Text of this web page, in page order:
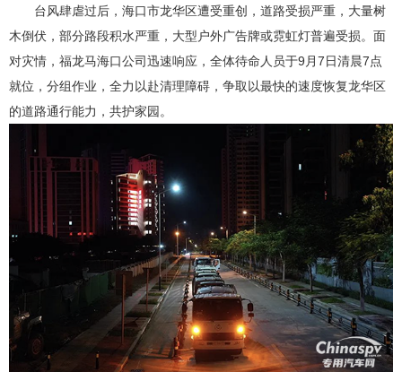
台风肆虐过后，海口市龙华区遭受重创，道路受损严重，大量树
木倒伏，部分路段积水严重，大型户外广告牌或霓虹灯普遍受损。面
对灾情，福龙马海口公司迅速响应，全体待命人员于9月7日清晨7点
就位，分组作业，全力以赴清理障碍，争取以最快的速度恢复龙华区
的道路通行能力，共护家园。